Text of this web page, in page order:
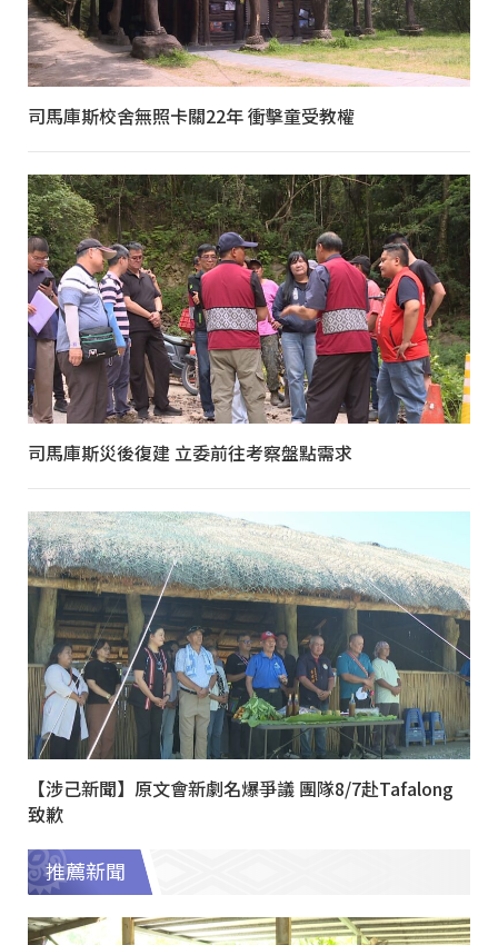
司馬庫斯校舍無照卡關22年 衝擊童受教權
司馬庫斯災後復建 立委前往考察盤點需求
【涉己新聞】原文會新劇名爆爭議 團隊8/7赴Tafalong
致歉
推薦新聞